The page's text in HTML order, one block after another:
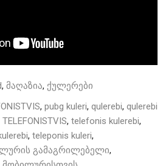
, მაღაზია, ქულერები
, pubg kuleri, qulerebi, qulerebi
TELEFONISTVIS, telefonis kulerebi,
, teleponis kuleri,
გამაგრილებელი,